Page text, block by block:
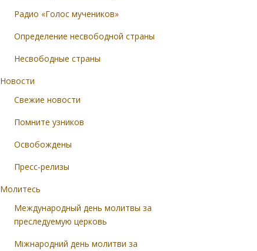
Радио «Голос мучеников»
Определение несвободной страны
Несвободные страны
Новости
Свежие новости
Помните узников
Освобождены
Пресс-релизы
Молитесь
Международный день молитвы за
преследуемую церковь
Міжнародний день молитви за